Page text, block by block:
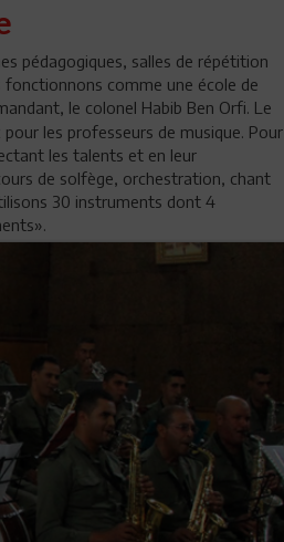
pédagogiques, salles de répétition
comme une école de
le colonel Habib Ben Orfi. Le
les professeurs de musique. Pour
les talents et en leur
de solfège, orchestration, chant
30 instruments dont 4